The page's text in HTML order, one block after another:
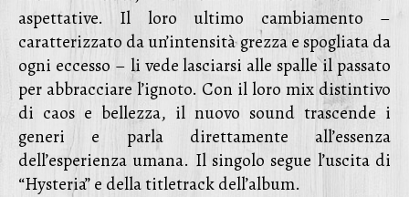
aspettative. Il loro ultimo cambiamento –
caratterizzato da un’intensità grezza e spogliata da
ogni eccesso – li vede lasciarsi alle spalle il passato
per abbracciare l’ignoto. Con il loro mix distintivo
di caos e bellezza, il nuovo sound trascende i
generi e parla direttamente all’essenza
dell’esperienza umana. Il singolo segue l’uscita di
“Hysteria” e della titletrack dell’album.